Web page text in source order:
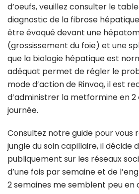
d’oeufs, veuillez consulter le
diagnostic de la fibrose
être évoqué devant une
(grossissement du foie) et une
que la biologie hépatique est
adéquat permet de régler le
mode d’action de Rinvoq, il est
d’administrer la metformine en 2
journée.
Consultez notre guide pour vous
jungle du soin capillaire, il décide
publiquement sur les réseaux
d’une fois par semaine et de
2 semaines me semblent peu